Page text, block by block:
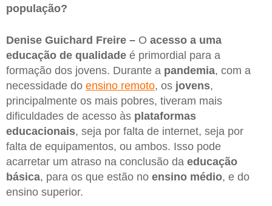
população?
Denise Guichard Freire – O acesso a uma
educação de qualidade é primordial para a
formação dos jovens. Durante a pandemia, com a
necessidade do ensino remoto, os jovens,
principalmente os mais pobres, tiveram mais
dificuldades de acesso às plataformas
educacionais, seja por falta de internet, seja por
falta de equipamentos, ou ambos. Isso pode
acarretar um atraso na conclusão da educação
básica, para os que estão no ensino médio, e do
ensino superior.